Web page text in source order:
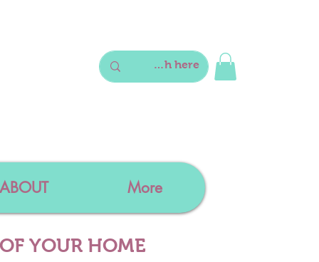
ABOUT More
YOUR HOME